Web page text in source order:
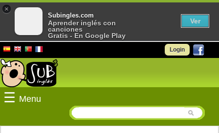
Login
☰ Menu
×
Subingles.com
Aprender inglés con
canciones
Gratis - En Google Play
Ver